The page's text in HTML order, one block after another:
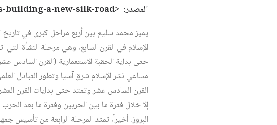
المصدر: <https://www.weforum.org/agenda/2016/06/why-china-is-building-a-new-silk-road>.
يميز محمد سليم بين أربع مراحل كبرى في تاريخ
الإسلام في القرن السابع، وهي مرحلة النشأة
حتى بداية الحقبة الاستعمارية (القرن السادس
مساعي نشر الإسلام شرق آسيا وتطور التبادل
القرن السادس عشر وتمتد حتى بدايات القرن
إلا خلال فترة ما بين الحربين وفترة ما بعد
البروز. أخيراً، تمتد المرحلة الرابعة من تأسيس جمهورية الصين